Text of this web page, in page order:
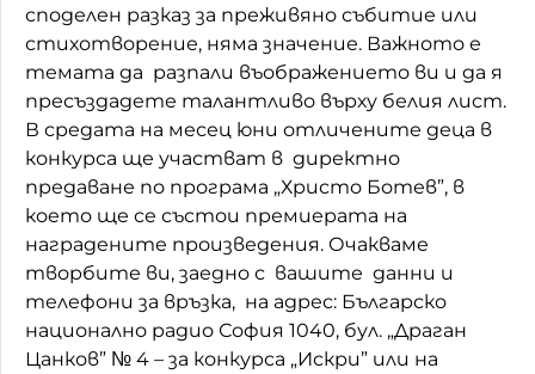
споделен разказ за преживяно събитие или
стихотворение, няма значение. Важното е
темата да разпали въображението ви и да я
пресъздадете талантливо върху белия лист.
В средата на месец юни отличените деца в
конкурса ще участват в директно
предаване по програма „Христо Ботев”, в
което ще се състои премиерата на
наградените произведения. Очакваме
творбите ви, заедно с вашите данни и
телефони за връзка, на адрес: Българско
национално радио София 1040, бул. „Драган
Цанков” № 4 – за конкурса „Искри” или на